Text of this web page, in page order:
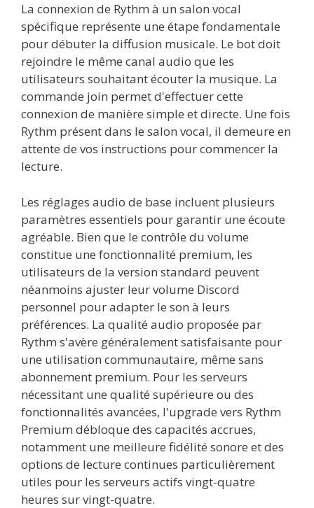
La connexion de Rythm à un salon vocal
spécifique représente une étape fondamentale
pour débuter la diffusion musicale. Le bot doit
rejoindre le même canal audio que les
utilisateurs souhaitant écouter la musique. La
commande join permet d'effectuer cette
connexion de manière simple et directe. Une fois
Rythm présent dans le salon vocal, il demeure en
attente de vos instructions pour commencer la
lecture.
Les réglages audio de base incluent plusieurs
paramètres essentiels pour garantir une écoute
agréable. Bien que le contrôle du volume
constitue une fonctionnalité premium, les
utilisateurs de la version standard peuvent
néanmoins ajuster leur volume Discord
personnel pour adapter le son à leurs
préférences. La qualité audio proposée par
Rythm s'avère généralement satisfaisante pour
une utilisation communautaire, même sans
abonnement premium. Pour les serveurs
nécessitant une qualité supérieure ou des
fonctionnalités avancées, l'upgrade vers Rythm
Premium débloque des capacités accrues,
notamment une meilleure fidélité sonore et des
options de lecture continues particulièrement
utiles pour les serveurs actifs vingt-quatre
heures sur vingt-quatre.